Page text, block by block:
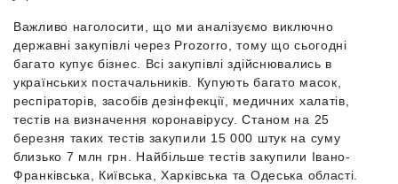
Важливо наголосити, що ми аналізуємо виключно
державні закупівлі через Prozorro, тому що сьогодні
багато купує бізнес. Всі закупівлі здійснювались в
українських постачальників. Купують багато масок,
респіраторів, засобів дезінфекції, медичних халатів,
тестів на визначення коронавірусу. Станом на 25
березня таких тестів закупили 15 000 штук на суму
близько 7 млн грн. Найбільше тестів закупили Івано-
Франківська, Київська, Харківська та Одеська області.